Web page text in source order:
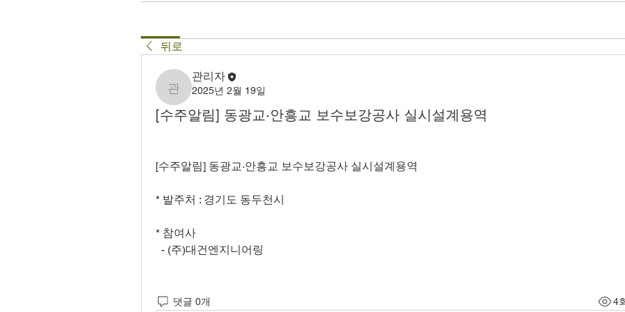
뒤로
관리자
관리자
2025년 2월 19일
[수주알림] 동광교·안흥교 보수보강공사 실시설계용역
[수주알림] 동광교·안흥교 보수보강공사 실시설계용역
* 발주처 : 경기도 동두천시
* 참여사
- (주)대건엔지니어링
댓글 0개 4